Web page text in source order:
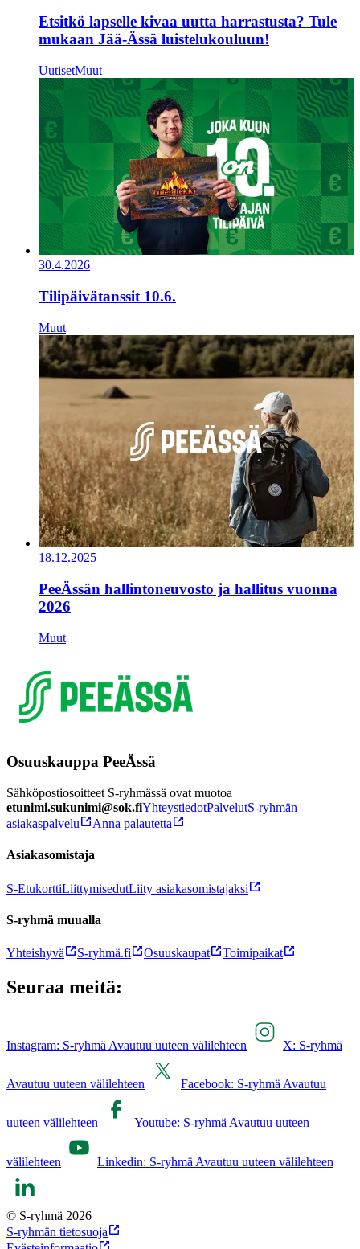
Etsitkö lapselle kivaa uutta harrastusta? Tule
mukaan Jää-Ässä luistelukouluun!
UutisetMuut
30.4.2026
Tilipäivätanssit 10.6.
Muut
18.12.2025
PeeÄssän hallintoneuvosto ja hallitus vuonna
2026
Muut
Osuuskauppa PeeÄssä
Sähköpostiosoitteet S-ryhmässä ovat muotoa
etunimi.sukunimi@sok.fiYhteystiedotPalvelutS-ryhmän
asiakaspalvelu
Anna palautetta
Asiakasomistaja
S-EtukorttiLiittymisedutLiity asiakasomistajaksi
S-ryhmä muualla
Yhteishyvä S-ryhmä.fi Osuuskaupat Toimipaikat
Seuraa meitä:
Instagram: S-ryhmä Avautuu uuteen välilehteen X: S-ryhmä
Avautuu uuteen välilehteen Facebook: S-ryhmä Avautuu
uuteen välilehteen Youtube: S-ryhmä Avautuu uuteen
välilehteen Linkedin: S-ryhmä Avautuu uuteen välilehteen
© S-ryhmä 2026
S-ryhmän tietosuoja